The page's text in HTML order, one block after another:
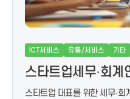
ICT서비스 유통/서비스 기타
스타트업세무·회계
스타트업 대표를 위한 세무·